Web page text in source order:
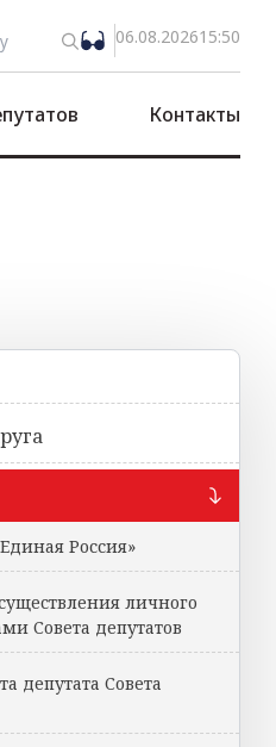
06.08.202615:50
Контакты
Россия»
личного
Совета депутатов
депутата Совета